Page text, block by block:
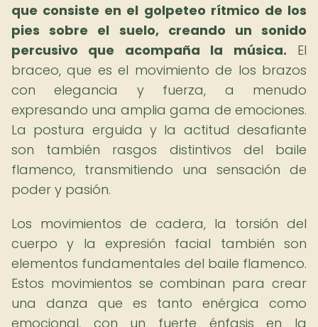
que consiste en el golpeteo rítmico de los
pies sobre el suelo, creando un sonido
percusivo que acompaña la música. El
braceo, que es el movimiento de los brazos
con elegancia y fuerza, a menudo
expresando una amplia gama de emociones.
La postura erguida y la actitud desafiante
son también rasgos distintivos del baile
flamenco, transmitiendo una sensación de
poder y pasión.
Los movimientos de cadera, la torsión del
cuerpo y la expresión facial también son
elementos fundamentales del baile flamenco.
Estos movimientos se combinan para crear
una danza que es tanto enérgica como
emocional, con un fuerte énfasis en la